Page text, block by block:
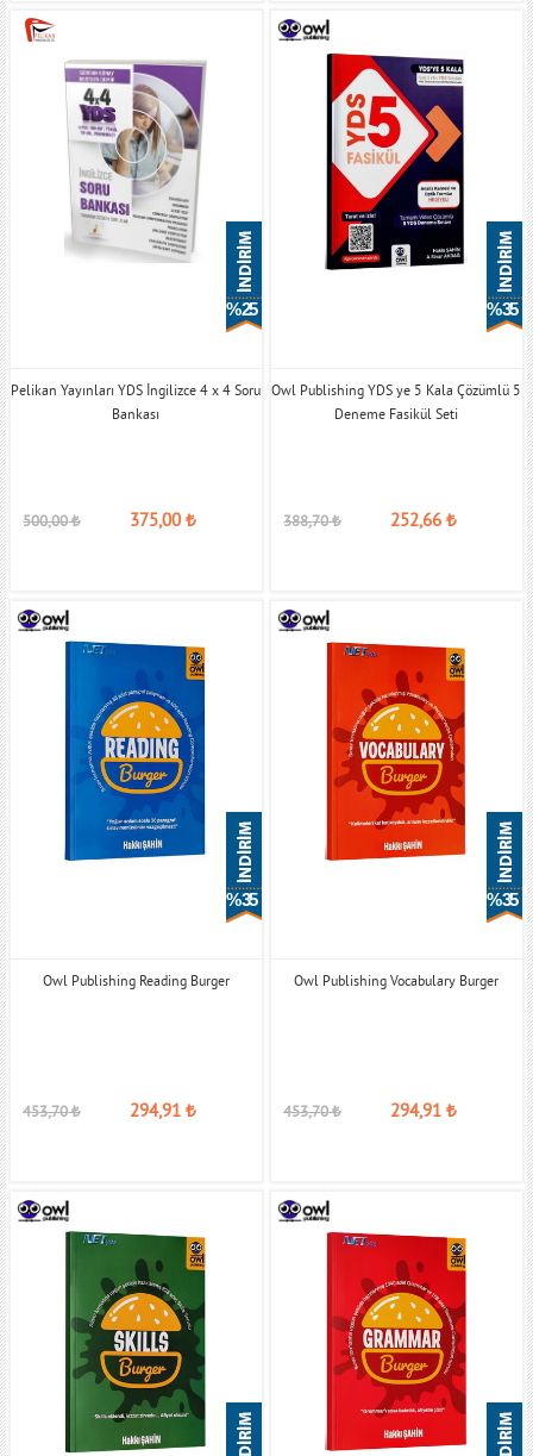
% 25
Pelikan Yayınları YDS İngilizce 4 x 4 Soru
Bankası
500,00₺ 375,00₺
% 35
Owl Publishing YDS ye 5 Kala Çözümlü 5
Deneme Fasikül Seti
388,70₺ 252,66 ₺
% 35
Owl Publishing Reading Burger
453,70₺ 294,91 ₺
% 35
Owl Publishing Vocabulary Burger
453,70₺ 294,91 ₺